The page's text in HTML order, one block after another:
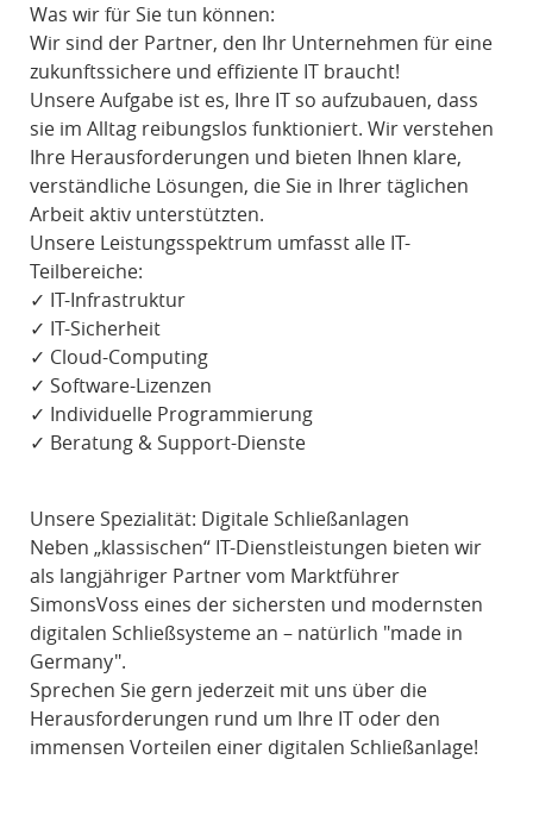
Was wir für Sie tun können:
Wir sind der Partner, den Ihr Unternehmen für eine
zukunftssichere und effiziente IT braucht!
Unsere Aufgabe ist es, Ihre IT so aufzubauen, dass
sie im Alltag reibungslos funktioniert. Wir verstehen
Ihre Herausforderungen und bieten Ihnen klare,
verständliche Lösungen, die Sie in Ihrer täglichen
Arbeit aktiv unterstützten.
Unsere Leistungsspektrum umfasst alle IT-
Teilbereiche:
✓ IT-Infrastruktur
✓ IT-Sicherheit
✓ Cloud-Computing
✓ Software-Lizenzen
✓ Individuelle Programmierung
✓ Beratung & Support-Dienste
Unsere Spezialität: Digitale Schließanlagen
Neben „klassischen“ IT-Dienstleistungen bieten wir
als langjähriger Partner vom Marktführer
SimonsVoss eines der sichersten und modernsten
digitalen Schließsysteme an – natürlich "made in
Germany".
Sprechen Sie gern jederzeit mit uns über die
Herausforderungen rund um Ihre IT oder den
immensen Vorteilen einer digitalen Schließanlage!